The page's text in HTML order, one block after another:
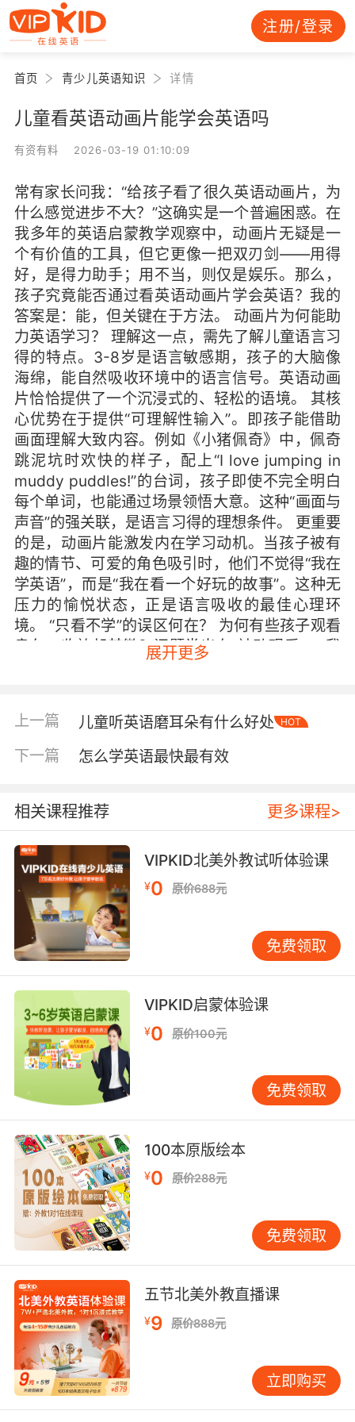
注册/登录
首页 青少儿英语知识 详情
儿童看英语动画片能学会英语吗
有资有料 2026-03-19 01:10:09
常有家长问我：“给孩子看了很久英语动画片，为
什么感觉进步不大？”这确实是一个普遍困惑。在
我多年的英语启蒙教学观察中，动画片无疑是一
个有价值的工具，但它更像一把双刃剑——用得
好，是得力助手；用不当，则仅是娱乐。那么，
孩子究竟能否通过看英语动画片学会英语？我的
答案是：能，但关键在于方法。 动画片为何能助
力英语学习？ 理解这一点，需先了解儿童语言习
得的特点。3-8岁是语言敏感期，孩子的大脑像
海绵，能自然吸收环境中的语言信号。英语动画
片恰恰提供了一个沉浸式的、轻松的语境。 其核
心优势在于提供“可理解性输入”。即孩子能借助
画面理解大致内容。例如《小猪佩奇》中，佩奇
跳泥坑时欢快的样子，配上“I love jumping in
muddy puddles!”的台词，孩子即使不完全明白
每个单词，也能通过场景领悟大意。这种“画面与
声音”的强关联，是语言习得的理想条件。 更重要
的是，动画片能激发内在学习动机。当孩子被有
趣的情节、可爱的角色吸引时，他们不觉得“我在
学英语”，而是“我在看一个好玩的故事”。这种无
压力的愉悦状态，正是语言吸收的最佳心理环
境。 “只看不学”的误区何在？ 为何有些孩子观看
良久，收效却甚微？问题常出在“被动观看”。 我
曾接触一个案例，孩子从三岁起每天看英语动画
看时常常边玩玩具边看，注意力分散。家长有时
将动画片当作“电子保姆”，孩子只是机械地接收
声画信息，并未进行有效的语言加工。 这如同成
人观看外语电影时只盯中文字幕——即便看上百
认知参与和互动。 如何让动画片转化为高效学习
工具？ 基于实践，我总结出一套让动画片效用最
大化的方法。 第一步：精选合适内容 并非所有英
语动画片都适合作学习材料。选择时应考量：语
言难度需适中，语速不宜过快；内容贴近儿童生
活，便于理解；最好含有重复句型和高频词汇。
对于初学者，《蓝色斑点狗》、《天线宝宝》英
语版等语速慢、词汇简单。年龄稍大的孩子可看
《朵拉探险家》或《汪汪队立大功》，它们含有
更多互动元素。 第二步：创造互动式观看体验 这
是关键环节。家长不应只将孩子交给屏幕，而应
成为共同参与者。建议：陪伴观看，在出现简单
句子时可暂停，轻声问：“刚才主角说了什么？”
或指着画面问：“What’s this?” 即使孩子暂时无
法回答，家长也可自问自答，并鼓励孩子跟读。
利用动画片中的歌曲与韵律。许多动画片的主题
曲或插曲朗朗上口，是绝佳学习素材。观看后，
可与孩子一同歌唱，甚至编排简单动作。将动画
场景延伸至生活。例如看完关于食物的剧集，用
餐时可自然地问：“Do you like apples?”，使英
语对话融入日常。 第三步：合理控制时间与频率
根据年龄，每日观看时间应有限制。3-5岁幼儿
建议每次15-20分钟，每日总计不超过1小时；6-
8岁儿童可适当延长，但仍需保证充足的户外活动
与亲子互动。关键在于质量而非数量——15分钟
专注、互动的观看，效果远胜于1小时的心不在
焉。频率上，提倡“少量多次”。相比周末集中观
看两小时，不如每天保持20-30分钟的规律接
触，这样更有利于语言的持续输入与记忆巩固。
第四步：从输入迈向输出 观看仅是语言输入，要
展开更多
上一篇 儿童听英语磨耳朵有什么好处 HOT
下一篇 怎么学英语最快最有效
相关课程推荐 更多课程>
VIPKID北美外教试听体验课
¥0 原价688元
免费领取
VIPKID启蒙体验课
¥0 原价100元
免费领取
100本原版绘本
¥0 原价288元
免费领取
五节北美外教直播课
¥9 原价888元
立即购买